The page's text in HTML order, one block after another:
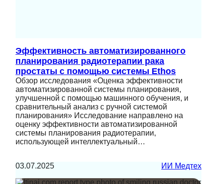
Эффективность автоматизированного
планирования радиотерапии рака
простаты с помощью системы Ethos
Обзор исследования «Оценка эффективности
автоматизированной системы планирования,
улучшенной с помощью машинного обучения, и
сравнительный анализ с ручной системой
планирования» Исследование направлено на
оценку эффективности автоматизированной
системы планирования радиотерапии,
использующей интеллектуальный…
03.07.2025 ИИ Медтех